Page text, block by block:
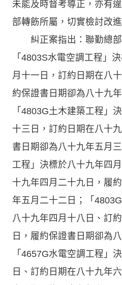
未能及時督考導正，亦有
部轉飭所屬，切實檢討改進
糾正案指出：聯勤總部
「4803S水電空調工程」
月十一日，訂約日期在八
約保證書日期卻為八十九
「4803G土木建築工程」
十三日，訂約日期在八十
書日期卻為八十九年五月
工程」決標於八十九年四
十九年四月二十九日，履
年五月二十二日；「
八十九年四月十八日、訂
日，履約保證書日期卻為
「4657G水電空調工程」
日、訂約日期在八十九年